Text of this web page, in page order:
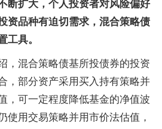
断扩大，个人投资者对风险偏好
资品种有迫切需求，混合策略债
工具。
，混合策略债基所投债券的投资
，部分资产采用买入持有策略并
，可一定程度降低基金的净值波
使用交易策略并用市价法估值，